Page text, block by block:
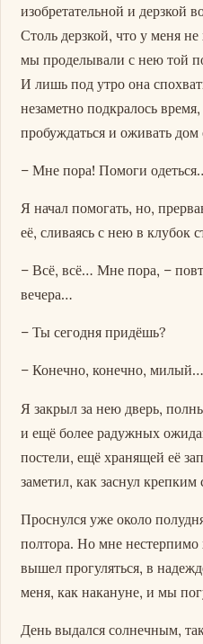
изобретательной и дерзкой
Столь дерзкой, что у меня не
мы проделывали с нею той
И лишь под утро она
незаметно подкралось
пробуждаться и оживать дом
– Мне пора! Помоги
Я начал помогать, но,
её, сливаясь с нею в клубок
– Всё, всё… Мне пора, –
вечера…
– Ты сегодня придёшь?
– Конечно, конечно, милый…
Я закрыл за нею дверь,
и ещё более радужных
постели, ещё хранящей её
заметил, как заснул крепким
Проснулся уже около
полтора. Но мне нестерпимо
вышел прогуляться, в
меня, как накануне, и мы
День выдался солнечным,